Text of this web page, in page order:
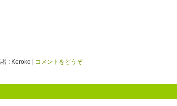
: Keroko | コメントをどうぞ